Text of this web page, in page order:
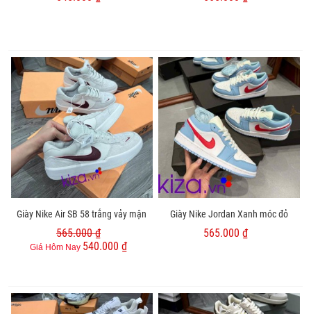
Giày Nike Air SB 58 trắng vảy mận
565.000 ₫
Giá Hôm Nay 540.000 ₫
Giày Nike Jordan Xanh móc đỏ
565.000 ₫